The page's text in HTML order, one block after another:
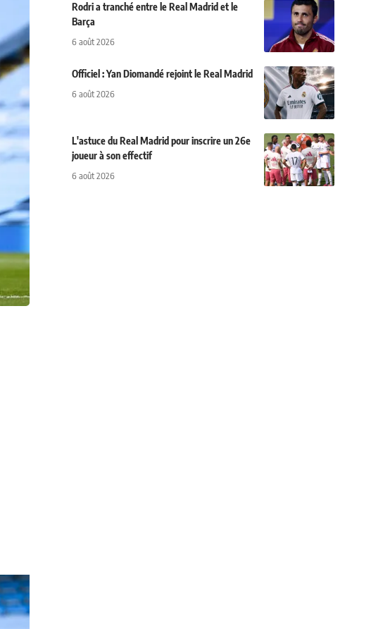
Rodri a tranché entre le Real Madrid et le
Barça
6 août 2026
Officiel : Yan Diomandé rejoint le Real Madrid
6 août 2026
L'astuce du Real Madrid pour inscrire un 26e
joueur à son effectif
6 août 2026